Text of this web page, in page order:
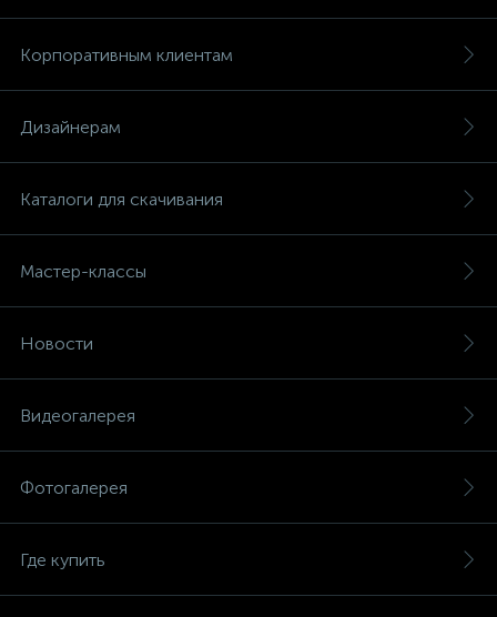
Корпоративным клиентам
Дизайнерам
Каталоги для скачивания
Мастер-классы
Новости
Видеогалерея
Фотогалерея
Где купить